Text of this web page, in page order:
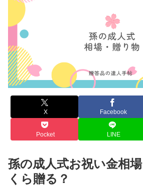
X Facebook
Pocket LINE
孫の成人式お祝い金相
くら贈る？